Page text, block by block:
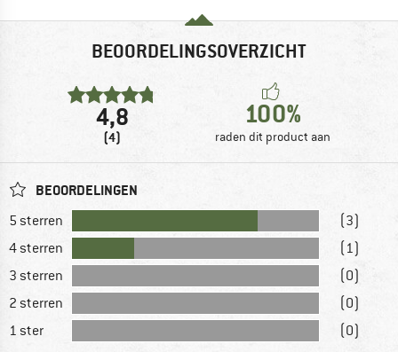
BEOORDELINGSOVERZICHT
4,8
(4)
100%
raden dit product aan
BEOORDELINGEN
5 sterren
(3)
4 sterren
(1)
3 sterren
(0)
2 sterren
(0)
1 ster
(0)